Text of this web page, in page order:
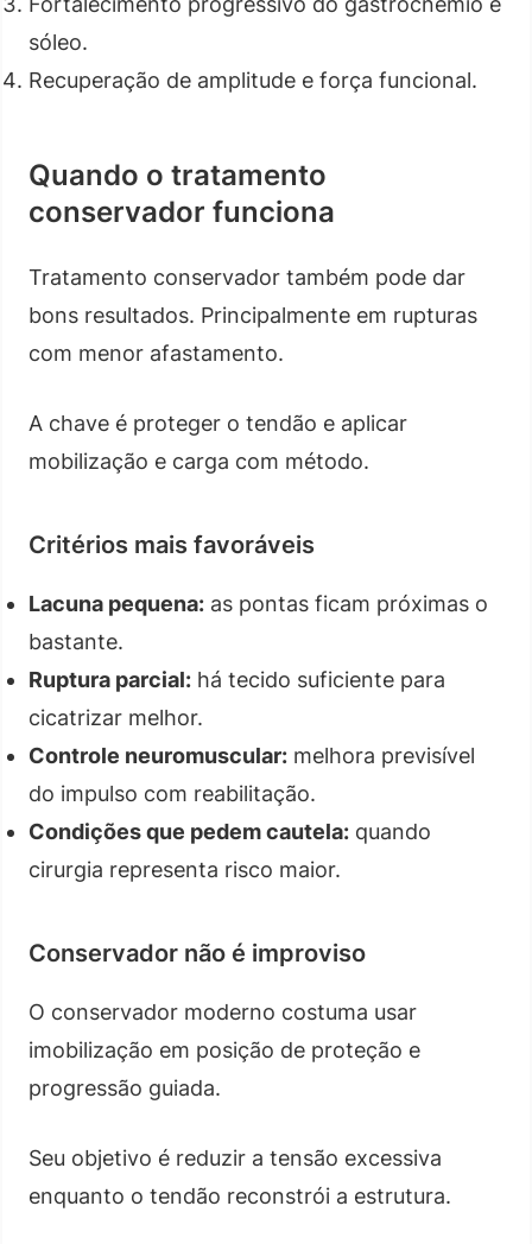
sóleo.
Recuperação de amplitude e força funcional.
Quando o tratamento
conservador funciona
Tratamento conservador também pode dar
bons resultados. Principalmente em rupturas
com menor afastamento.
A chave é proteger o tendão e aplicar
mobilização e carga com método.
Critérios mais favoráveis
Lacuna pequena: as pontas ficam próximas o
bastante.
Ruptura parcial: há tecido suficiente para
cicatrizar melhor.
Controle neuromuscular: melhora previsível
do impulso com reabilitação.
Condições que pedem cautela: quando
cirurgia representa risco maior.
Conservador não é improviso
O conservador moderno costuma usar
imobilização em posição de proteção e
progressão guiada.
Seu objetivo é reduzir a tensão excessiva
enquanto o tendão reconstrói a estrutura.